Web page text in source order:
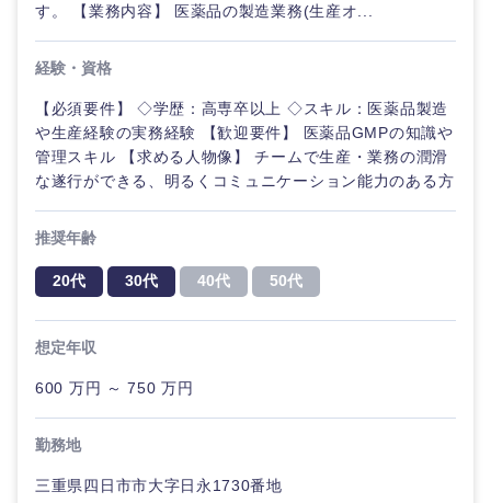
金融専門
職
メディカ
ル
不動産専
門職
建設・施
工管理
事務職
その他
その他
エンターテイメント
法律・特許事務所・監査法人
人材・アウトソーシング
その他
関東地方
茨城県
群馬県 埼玉県
千葉県
す。 【業務内容】 医薬品の製造業務(生産オ...
経験・資格
【必須要件】 ◇学歴：高専卒以上 ◇スキル：医薬品製造
や生産経験の実務経験 【歓迎要件】 医薬品GMPの知識や
管理スキル 【求める人物像】 チームで生産・業務の潤滑
な遂行ができる、明るくコミュニケーション能力のある方
推奨年齢
20代 30代 40代 50代
想定年収
600 万円 ～ 750 万円
勤務地
三重県四日市市大字日永1730番地